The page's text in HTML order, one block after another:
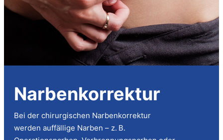
Narbenkorrektur
Bei der chirurgischen Narbenkorrektur
werden auffällige Narben – z. B.